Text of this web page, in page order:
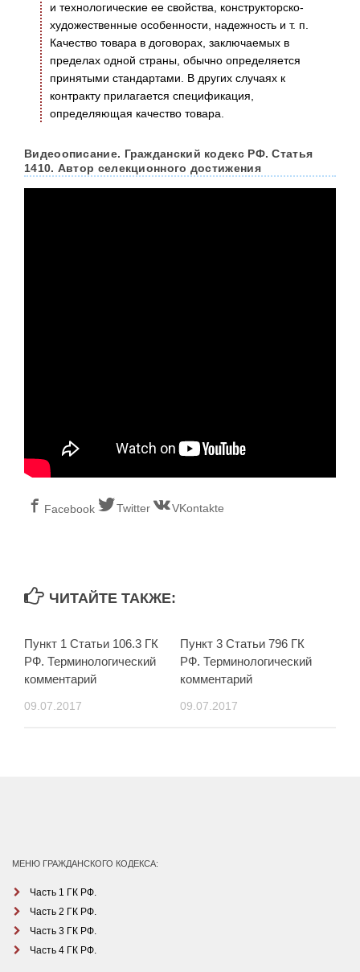
и технологические ее свойства, конструкторско-
художественные особенности, надежность и т. п.
Качество товара в договорах, заключаемых в
пределах одной страны, обычно определяется
принятыми стандартами. В других случаях к
контракту прилагается спецификация,
определяющая качество товара.
Видеоописание. Гражданский кодекс РФ. Статья
1410. Автор селекционного достижения
Facebook Twitter VKontakte
ЧИТАЙТЕ ТАКЖЕ:
Пункт 1 Статьи 106.3 ГК
РФ. Терминологический
комментарий
09.07.2017
Пункт 3 Статьи 796 ГК
РФ. Терминологический
комментарий
09.07.2017
МЕНЮ ГРАЖДАНСКОГО КОДЕКСА:
Часть 1 ГК РФ.
Часть 2 ГК РФ.
Часть 3 ГК РФ.
Часть 4 ГК РФ.